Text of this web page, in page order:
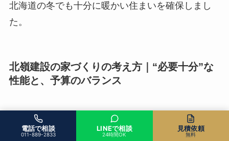
北海道の冬でも十分に暖かい住まいを確保しまし
た。
北嶺建設の家づくりの考え方｜“必要十分”な
性能と、予算のバランス
家の断熱性能は、断熱等級1〜7で表されます。等
級5はZEH水準、等級6・7はいわゆる「高気密・高
電話で相談
011-889-2833
LINEで相談
24時間OK
見積依頼
無料